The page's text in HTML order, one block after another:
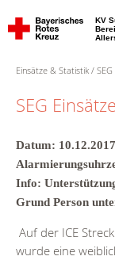
KV
Einsätze & Statistik
SEG
Datum: 10.12.2017
Info:
Grund Person
Auf der ICE
wurde eine